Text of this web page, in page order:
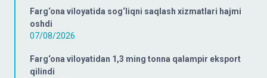
Farg‘ona viloyatida sog‘liqni saqlash xizmatlari hajmi
oshdi
07/08/2026
Farg‘ona viloyatidan 1,3 ming tonna qalampir eksport
qilindi